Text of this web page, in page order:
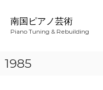
南国ピアノ芸術
Piano Tuning & Rebuilding
1985